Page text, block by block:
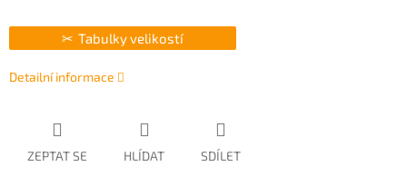
Tabulky velikostí
Detailní informace
ZEPTAT SE HLÍDAT SDÍLET